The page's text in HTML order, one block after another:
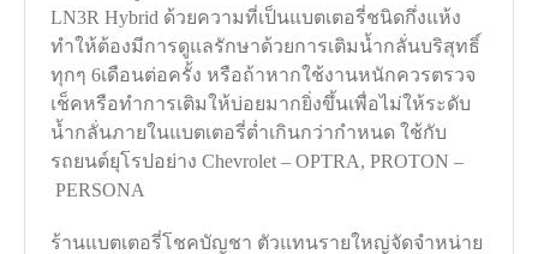
LN3R Hybrid ด้วยความที่เป็นแบตเตอรี่ชนิดกึ่งแห้ง
ทำให้ต้องมีการดูแลรักษาด้วยการเติมน้ำกลั่นบริสุทธิ์
ทุกๆ 6เดือนต่อครั้ง หรือถ้าหากใช้งานหนักควรตรวจ
เช็คหรือทำการเติมให้บ่อยมากยิ่งขึ้นเพื่อไม่ให้ระดับ
น้ำกลั่นภายในแบตเตอรี่ต่ำเกินกว่ากำหนด ใช้กับ
รถยนต์ยุโรปอย่าง Chevrolet – OPTRA, PROTON –
PERSONA
ร้านแบตเตอรี่โชคบัญชา ตัวแทนรายใหญ่จัดจำหน่าย